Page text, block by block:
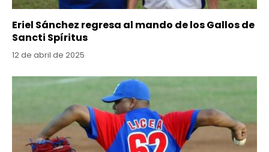
Eriel Sánchez regresa al mando de los Gallos de
Sancti Spíritus
12 de abril de 2025